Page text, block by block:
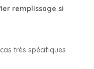
remplissage si
très spécifiques